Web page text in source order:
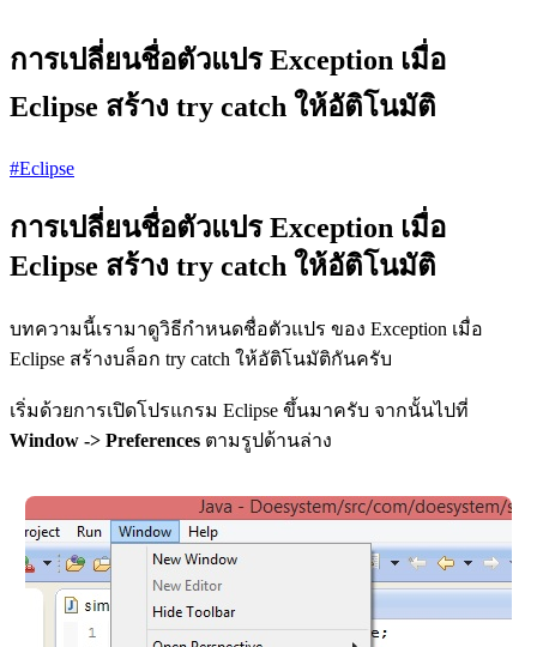
การเปลี่ยนชื่อตัวแปร Exception เมื่อ
Eclipse สร้าง try catch ให้อัติโนมัติ
#Eclipse
การเปลี่ยนชื่อตัวแปร Exception เมื่อ
Eclipse สร้าง try catch ให้อัติโนมัติ
บทความนี้เรามาดูวิธีกำหนดชื่อตัวแปร ของ Exception เมื่อ
Eclipse สร้างบล็อก try catch ให้อัติโนมัติกันครับ
เริ่มด้วยการเปิดโปรแกรม Eclipse ขึ้นมาครับ จากนั้นไปที่
Window -> Preferences ตามรูปด้านล่าง